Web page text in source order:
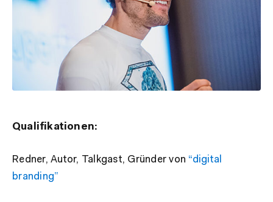
Qualifikationen:
Redner, Autor, Talkgast, Gründer von “digital
branding”